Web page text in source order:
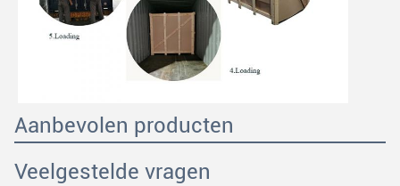
Aanbevolen producten
Veelgestelde vragen